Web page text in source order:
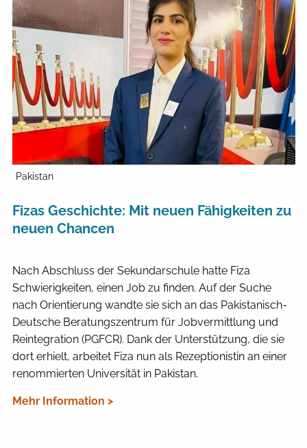
Pakistan
Fizas Geschichte: Mit neuen Fähigkeiten zu
neuen Chancen
Nach Abschluss der Sekundarschule hatte Fiza
Schwierigkeiten, einen Job zu finden. Auf der Suche
nach Orientierung wandte sie sich an das Pakistanisch-
Deutsche Beratungszentrum für Jobvermittlung und
Reintegration (PGFCR). Dank der Unterstützung, die sie
dort erhielt, arbeitet Fiza nun als Rezeptionistin an einer
renommierten Universität in Pakistan.
Mehr Information >